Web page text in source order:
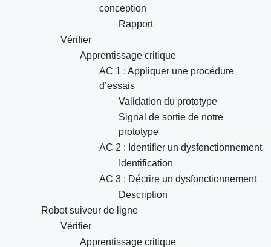
conception
Rapport
Vérifier
Apprentissage critique
AC 1 : Appliquer une procédure
d’essais
Validation du prototype
Signal de sortie de notre
prototype
AC 2 : Identifier un dysfonctionnement
Identification
AC 3 : Décrire un dysfonctionnement
Description
Robot suiveur de ligne
Vérifier
Apprentissage critique